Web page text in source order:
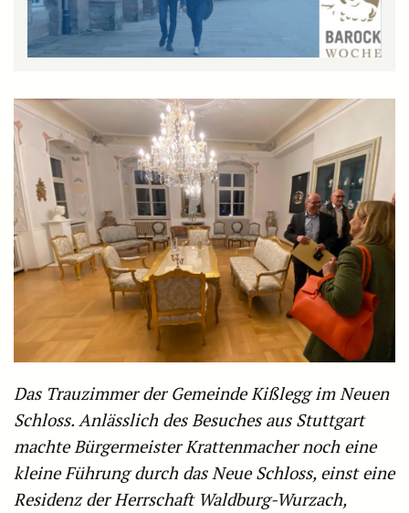
Das Trauzimmer der Gemeinde Kißlegg im Neuen
Schloss. Anlässlich des Besuches aus Stuttgart
machte Bürgermeister Krattenmacher noch eine
kleine Führung durch das Neue Schloss, einst eine
Residenz der Herrschaft Waldburg-Wurzach,